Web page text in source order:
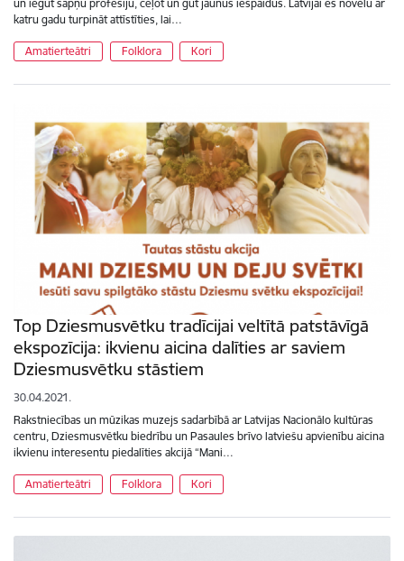
un iegūt sapņu profesiju, ceļot un gūt jaunus iespaidus. Latvijai es novēlu ar
katru gadu turpināt attīstīties, lai…
Amatierteātri Folklora Kori
Top Dziesmusvētku tradīcijai veltītā patstāvīgā
ekspozīcija: ikvienu aicina dalīties ar saviem
Dziesmusvētku stāstiem
30.04.2021.
Rakstniecības un mūzikas muzejs sadarbībā ar Latvijas Nacionālo kultūras
centru, Dziesmusvētku biedrību un Pasaules brīvo latviešu apvienību aicina
ikvienu interesentu piedalīties akcijā “Mani…
Amatierteātri Folklora Kori